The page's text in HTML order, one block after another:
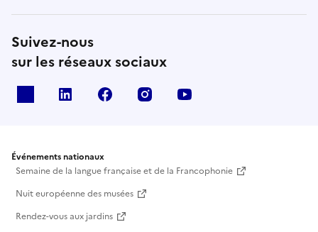
Suivez-nous
sur les réseaux sociaux
Linkedin Facebook Instagram
Événements nationaux
Semaine de la langue française et de la Francophonie
Nuit européenne des musées
Rendez-vous aux jardins